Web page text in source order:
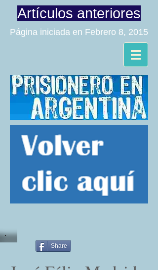
Artículos anteriores
Página iniciada en Febrero 8, 2015
Share